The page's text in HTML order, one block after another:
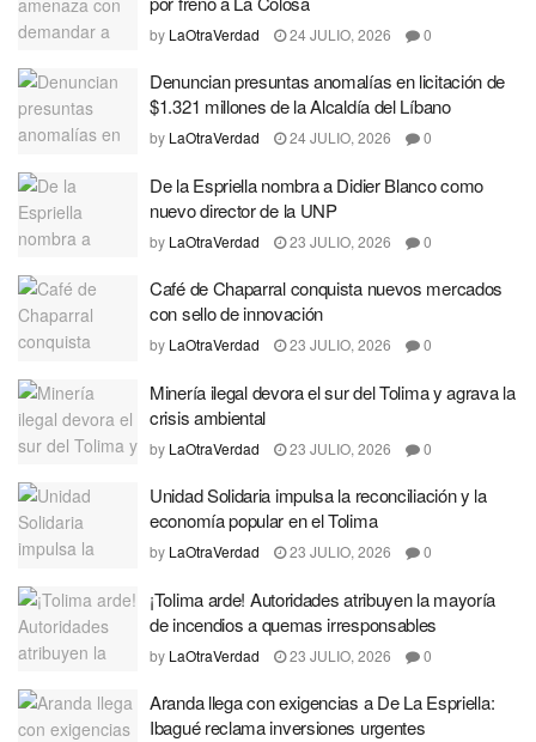
by LaOtraVerdad 24 JULIO, 2026 0
Denuncian presuntas anomalías en licitación de
$1.321 millones de la Alcaldía del Líbano
by LaOtraVerdad 24 JULIO, 2026 0
De la Espriella nombra a Didier Blanco como
nuevo director de la UNP
by LaOtraVerdad 23 JULIO, 2026 0
Café de Chaparral conquista nuevos mercados
con sello de innovación
by LaOtraVerdad 23 JULIO, 2026 0
Minería ilegal devora el sur del Tolima y agrava la
crisis ambiental
by LaOtraVerdad 23 JULIO, 2026 0
Unidad Solidaria impulsa la reconciliación y la
economía popular en el Tolima
by LaOtraVerdad 23 JULIO, 2026 0
¡Tolima arde! Autoridades atribuyen la mayoría
de incendios a quemas irresponsables
by LaOtraVerdad 23 JULIO, 2026 0
Aranda llega con exigencias a De La Espriella:
Ibagué reclama inversiones urgentes